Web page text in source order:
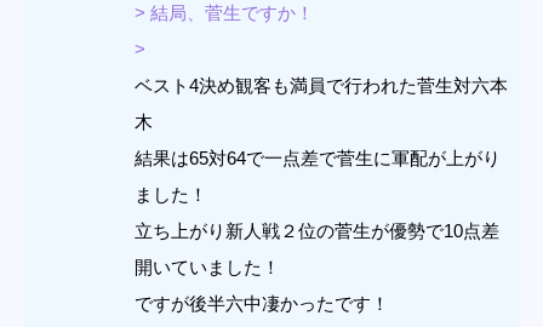
> 結局、菅生ですか！
>
ベスト4決め観客も満員で行われた菅生対六本
木
結果は65対64で一点差で菅生に軍配が上がり
ました！
立ち上がり新人戦２位の菅生が優勢で10点差
開いていました！
ですが後半六中凄かったです！